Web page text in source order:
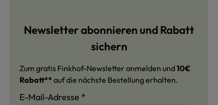
Newsletter abonnieren und Rabatt
sichern
Zum gratis Finkhof-Newsletter anmelden und10€
Rabatt** auf die nächste Bestellung erhalten.
E-Mail-Adresse *